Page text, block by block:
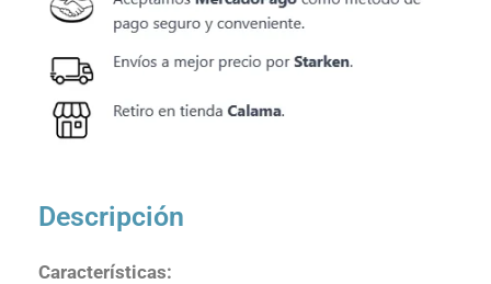
Descripción
Características: